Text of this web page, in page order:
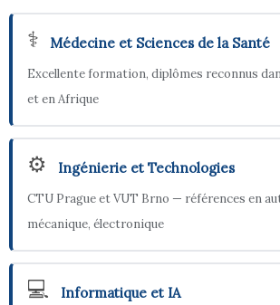
⚕️ Médecine et Sciences de la Santé
Excellente formation, diplômes reconnus
et en Afrique
⚙️ Ingénierie et Technologies
CTU Prague et VUT Brno — références en
mécanique, électronique
💻 Informatique et IA